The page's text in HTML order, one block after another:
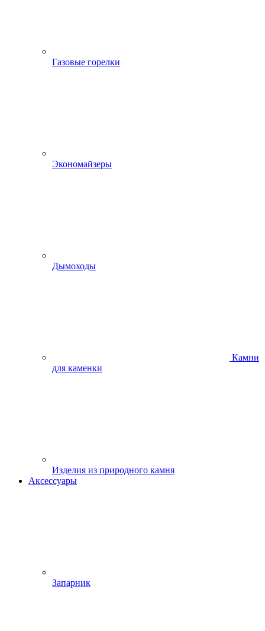
Газовые горелки
Экономайзеры
Дымоходы
Камни
для каменки
Изделия из природного камня
Аксессуары
Запарник